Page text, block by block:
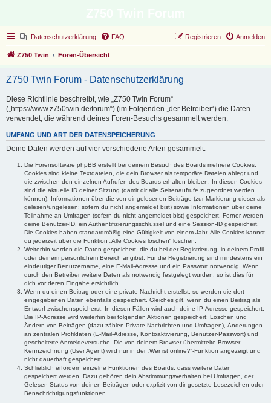
Datenschutzerklärung FAQ Anmelden
Registrieren
Z750 Twin Foren-Übersicht
Z750 Twin Forum - Datenschutzerklärung
Diese Richtlinie beschreibt, wie „Z750 Twin Forum“
(„https://www.z750twin.de/forum“) (im Folgenden „der Betreiber“) die Daten
verwendet, die während deines Foren-Besuchs gesammelt werden.
UMFANG UND ART DER DATENSPEICHERUNG
Deine Daten werden auf vier verschiedene Arten gesammelt:
Die Forensoftware phpBB erstellt bei deinem Besuch des Boards mehrere Cookies.
Cookies sind kleine Textdateien, die dein Browser als temporäre Dateien ablegt und
die zwischen den einzelnen Aufrufen des Boards erhalten bleiben. In diesen Cookies
sind die aktuelle ID deiner Sitzung (damit dir alle Seitenaufrufe zugeordnet werden
können), Informationen über die von dir gelesenen Beiträge (zur Markierung dieser als
gelesen/ungelesen; sofern du nicht angemeldet bist) sowie Informationen über deine
Teilnahme an Umfragen (sofern du nicht angemeldet bist) gespeichert. Ferner werden
deine Benutzer-ID, ein Authentifizierungsschlüssel und eine Session-ID gespeichert.
Die Cookies haben standardmäßig eine Gültigkeit von einem Jahr. Alle Cookies kannst
du jederzeit über die Funktion „Alle Cookies löschen“ löschen.
Weiterhin werden die Daten gespeichert, die du bei der Registrierung, in deinem Profil
oder deinem persönlichem Bereich angibst. Für die Registrierung sind mindestens ein
eindeutiger Benutzername, eine E-Mail-Adresse und ein Passwort notwendig. Wenn
durch den Betreiber weitere Daten als notwendig festgelegt wurden, so ist dies für
dich vor deren Eingabe ersichtlich.
Wenn du einen Beitrag oder eine private Nachricht erstellst, so werden die dort
eingegebenen Daten ebenfalls gespeichert. Gleiches gilt, wenn du einen Beitrag als
Entwurf zwischenspeicherst. In diesen Fällen wird auch deine IP-Adresse gespeichert.
Die IP-Adresse wird weiterhin bei folgenden Aktionen gespeichert: Löschen und
Ändern von Beiträgen (dazu zählen Private Nachrichten und Umfragen), Änderungen
an zentralen Profildaten (E-Mail-Adresse, Kontoaktivierung, Benutzer-Passwort) und
gescheiterte Anmeldeversuche. Die von deinem Browser übermittelte Browser-
Kennzeichnung (User Agent) wird nur in der „Wer ist online?“-Funktion angezeigt und
nicht dauerhaft gespeichert.
Schließlich erfordern einzelne Funktionen des Boards, dass weitere Daten
gespeichert werden. Dazu gehören dein Abstimmungsverhalten bei Umfragen, der
Gelesen-Status von deinen Beiträgen oder explizit von dir gesetzte Lesezeichen oder
Benachrichtigungsfunktionen.